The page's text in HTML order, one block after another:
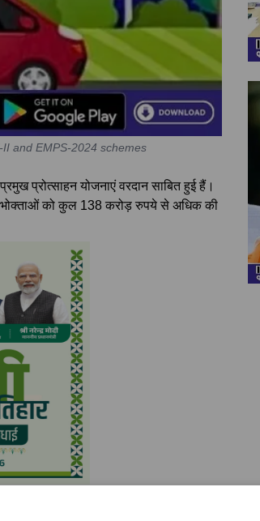
and EMPS-2024 schemes
प्रोत्साहन योजनाएं वरदान साबित हुई हैं।
को कुल 138 करोड़ रुपये से अधिक की
को लोकसभा में रायपुर सांसद बृजमोहन